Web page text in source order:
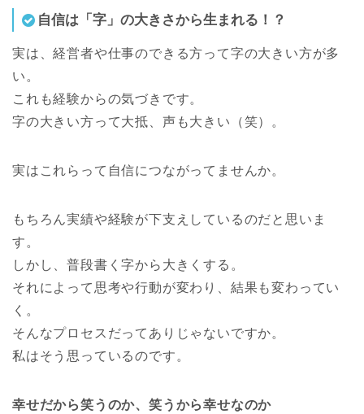
自信は「字」の大きさから生まれる！？
実は、経営者や仕事のできる方って字の大きい方が多
い。
これも経験からの気づきです。
字の大きい方って大抵、声も大きい（笑）。
実はこれらって自信につながってませんか。
もちろん実績や経験が下支えしているのだと思いま
す。
しかし、普段書く字から大きくする。
それによって思考や行動が変わり、結果も変わってい
く。
そんなプロセスだってありじゃないですか。
私はそう思っているのです。
幸せだから笑うのか、笑うから幸せなのか